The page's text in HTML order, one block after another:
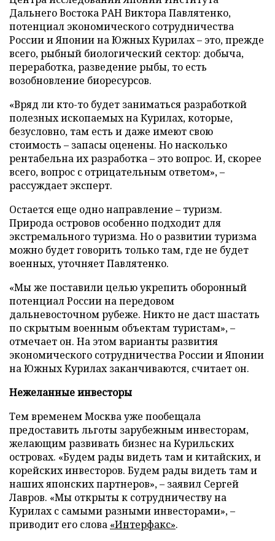
Дальнего Востока РАН Виктора Павлятенко,
потенциал экономического сотрудничества
России и Японии на Южных Курилах – это, прежде
всего, рыбный биологический сектор: добыча,
переработка, разведение рыбы, то есть
возобновление биоресурсов.
«Вряд ли кто-то будет заниматься разработкой
полезных ископаемых на Курилах, которые,
безусловно, там есть и даже имеют свою
стоимость – запасы оценены. Но насколько
рентабельна их разработка – это вопрос. И, скорее
всего, вопрос с отрицательным ответом», –
рассуждает эксперт.
Остается еще одно направление – туризм.
Природа островов особенно подходит для
экстремального туризма. Но о развитии туризма
можно будет говорить только там, где не будет
военных, уточняет Павлятенко.
«Мы же поставили целью укрепить оборонный
потенциал России на передовом
дальневосточном рубеже. Никто не даст шастать
по скрытым военным объектам туристам», –
отмечает он. На этом варианты развития
экономического сотрудничества России и Японии
на Южных Курилах заканчиваются, считает он.
Нежеланные инвесторы
Тем временем Москва уже пообещала
предоставить льготы зарубежным инвесторам,
желающим развивать бизнес на Курильских
островах. «Будем рады видеть там и китайских, и
корейских инвесторов. Будем рады видеть там и
наших японских партнеров», – заявил Сергей
Лавров. «Мы открыты к сотрудничеству на
Курилах с самыми разными инвесторами», –
приводит его слова «Интерфакс».